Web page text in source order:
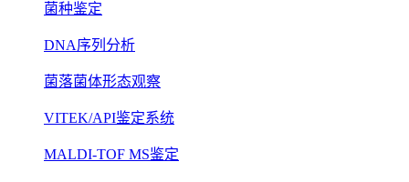
菌种鉴定
DNA序列分析
菌落菌体形态观察
VITEK/API鉴定系统
MALDI-TOF MS鉴定